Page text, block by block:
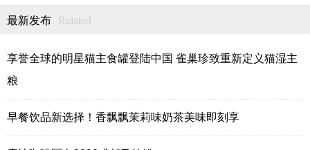
最新发布 Related
享誉全球的明星猫主食罐登陆中国 雀巢珍致重新定义猫湿主
粮
早餐饮品新选择！香飘飘茉莉味奶茶美味即刻享